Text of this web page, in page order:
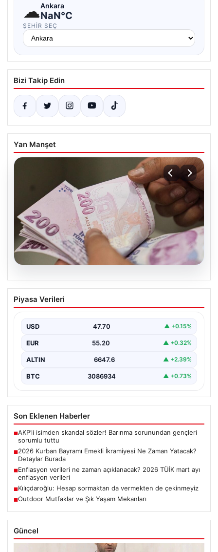
☁Ankara
NaN°C
ŞEHIR SEÇ
Bizi Takip Edin
Yan Manşet
2026 Kurban Bayramı Emekli İkramiyesi
Ne Zaman Yatacak? Detaylar Burada
milyon emekli vatandaşın merakla beklediği bayram
ikramiyesi…
Piyasa Verileri
USD 47.70 ▲ +0.15%
EUR 55.20 ▲ +0.32%
ALTIN 6647.6 ▲ +2.39%
BTC 3086934 ▲ +0.73%
Son Eklenen Haberler
■AKP’li isimden skandal sözler! Barınma sorunundan gençleri
sorumlu tuttu
■2026 Kurban Bayramı Emekli İkramiyesi Ne Zaman Yatacak?
Detaylar Burada
■Enflasyon verileri ne zaman açıklanacak? 2026 TÜİK mart ayı
enflasyon verileri
■Kılıçdaroğlu: Hesap sormaktan da vermekten de çekinmeyiz
■Outdoor Mutfaklar ve Şık Yaşam Mekanları
Güncel